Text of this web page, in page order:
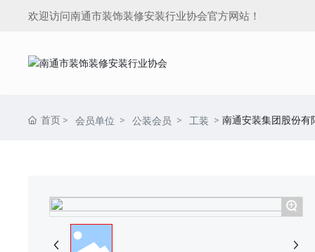
欢迎访问南通市装饰装修安装行业协会官方网站！
首页 会员单位 公装会员 工装 南通安装集团股份有
+